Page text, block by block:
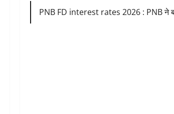
PNB FD interest rates 2026 : PNB ने